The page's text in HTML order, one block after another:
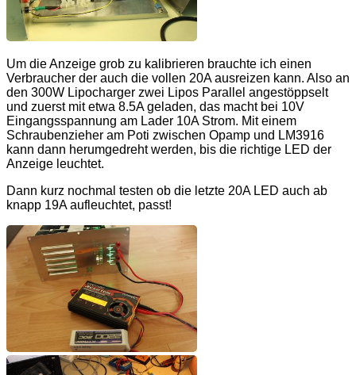
Um die Anzeige grob zu kalibrieren brauchte ich einen
Verbraucher der auch die vollen 20A ausreizen kann. Also an
den 300W Lipocharger zwei Lipos Parallel angestöppselt
und zuerst mit etwa 8.5A geladen, das macht bei 10V
Eingangsspannung am Lader 10A Strom. Mit einem
Schraubenzieher am Poti zwischen Opamp und LM3916
kann dann herumgedreht werden, bis die richtige LED der
Anzeige leuchtet.
Dann kurz nochmal testen ob die letzte 20A LED auch ab
knapp 19A aufleuchtet, passt!